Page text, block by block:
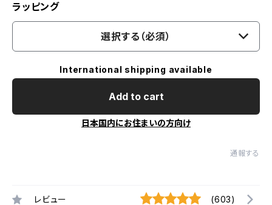
ラッピング
選択する（必須）
International shipping available
Add to cart
日本国内にお住まいの方向け
通報する
レビュー (603)